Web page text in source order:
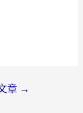
章 →